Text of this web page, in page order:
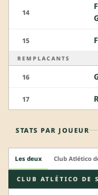
14
15
REMPLACANTS
16
17
STATS PAR JOUEUR
Les deux Club Atlético
CLUB ATLÉTICO DE